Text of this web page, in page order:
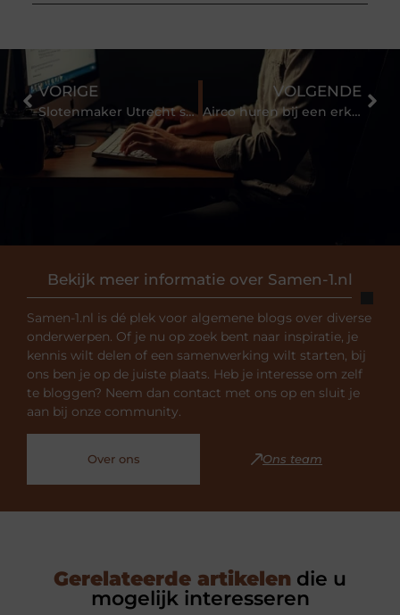
Bekijk meer informatie over Samen-1.nl
Samen-1.nl is dé plek voor algemene blogs over diverse
onderwerpen. Of je nu op zoek bent naar inspiratie, je
kennis wilt delen of een samenwerking wilt starten, bij
ons ben je op de juiste plaats. Heb je interesse om zelf
te bloggen? Neem dan contact met ons op en sluit je
aan bij onze community.
Over ons Ons team
VORIGE
Slotenmaker Utrecht spoed
VOLGENDE
Airco huren bij een erkend specialist?
Gerelateerde artikelen die u
mogelijk interesseren